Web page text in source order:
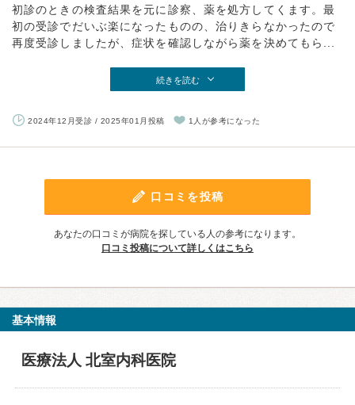
初診のときの検査結果を元に診察、薬を処方してくます。最
初の受診でだいぶ楽になったものの、治りきらなかったので
再度受診しましたが、症状を確認しながら薬を決めてもら...
続きを読む
2024年12月受診 / 2025年01月投稿 1人が参考になった
口コミを投稿
あなたの口コミが病院を探している人の参考になります。
口コミ投稿について詳しくはこちら
基本情報
医療法人 北室内科医院